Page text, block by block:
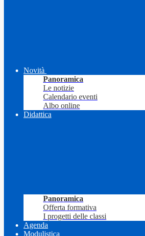
Novità
Panoramica
Le notizie
Calendario eventi
Albo online
Didattica
Panoramica
Offerta formativa
I progetti delle classi
Agenda
Modulistica